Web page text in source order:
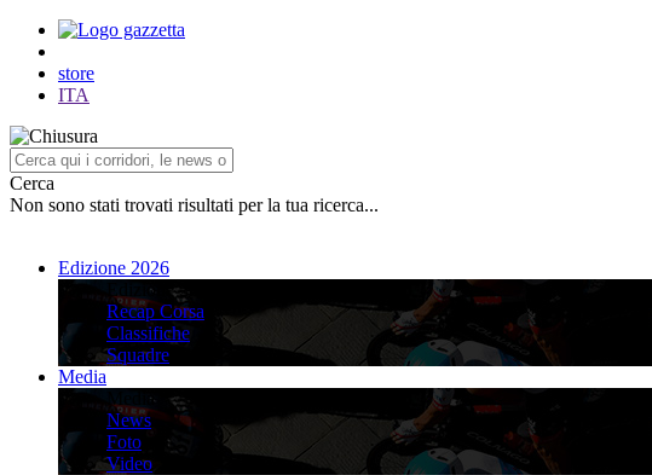
store
ITA
Cerca
Non sono stati trovati risultati per la tua ricerca...
Edizione 2026
Edizione 2026
Recap Corsa
Classifiche
Squadre
Media
Media
News
Foto
Video